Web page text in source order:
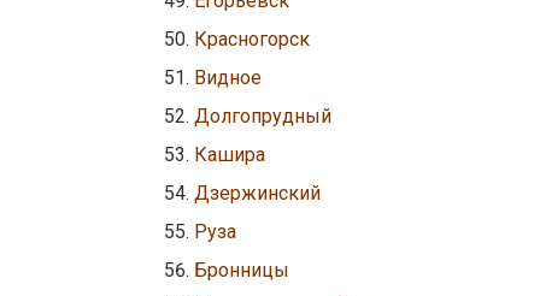
Красногорск
Видное
Долгопрудный
Кашира
Дзержинский
Руза
Бронницы